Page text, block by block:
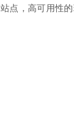
点，高可用性